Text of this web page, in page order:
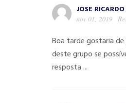
JOSE
nov 01, 2019
Boa tarde gostaria
deste grupo se
resposta ...